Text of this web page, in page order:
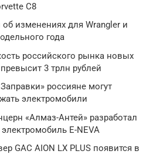
C8
об изменениях для Wrangler и
года
российского рынка новых
3 трлн рублей
россияне могут
электромобили
«Алмаз-Антей» разработал
E-NEVA
GAC AION LX PLUS появится в